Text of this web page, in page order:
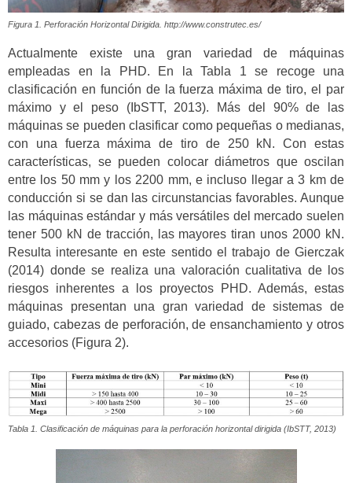
Figura 1. Perforación Horizontal Dirigida. http://www.construtec.es/
Actualmente existe una gran variedad de máquinas
empleadas en la PHD. En la Tabla 1 se recoge una
clasificación en función de la fuerza máxima de tiro, el par
máximo y el peso (IbSTT, 2013). Más del 90% de las
máquinas se pueden clasificar como pequeñas o medianas,
con una fuerza máxima de tiro de 250 kN. Con estas
características, se pueden colocar diámetros que oscilan
entre los 50 mm y los 2200 mm, e incluso llegar a 3 km de
conducción si se dan las circunstancias favorables. Aunque
las máquinas estándar y más versátiles del mercado suelen
tener 500 kN de tracción, las mayores tiran unos 2000 kN.
Resulta interesante en este sentido el trabajo de Gierczak
(2014) donde se realiza una valoración cualitativa de los
riesgos inherentes a los proyectos PHD. Además, estas
máquinas presentan una gran variedad de sistemas de
guiado, cabezas de perforación, de ensanchamiento y otros
accesorios (Figura 2).
Tabla 1. Clasificación de máquinas para la perforación horizontal dirigida (IbSTT, 2013)